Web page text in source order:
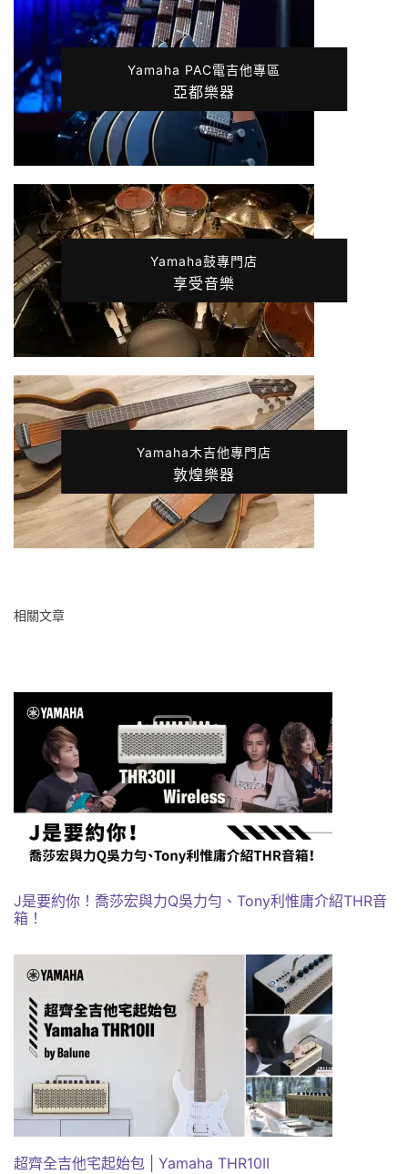
Yamaha PAC電吉他專區
亞都樂器
Yamaha鼓專門店
享受音樂
Yamaha木吉他專門店
敦煌樂器
相關文章
J是要約你！喬莎宏與力Q吳力勻、Tony利惟庸介紹THR音
箱！
超齊全吉他宅起始包 | Yamaha THR10II